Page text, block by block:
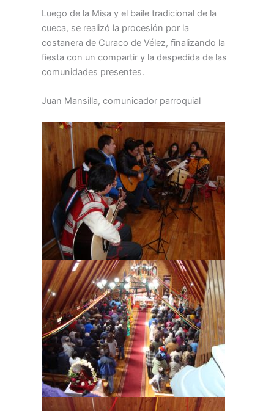
Luego de la Misa y el baile tradicional de la
cueca, se realizó la procesión por la
costanera de Curaco de Vélez, finalizando la
fiesta con un compartir y la despedida de las
comunidades presentes.
Juan Mansilla, comunicador parroquial